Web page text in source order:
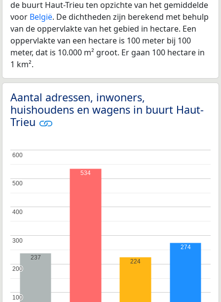
de buurt Haut-Trieu ten opzichte van het gemiddelde
voor België. De dichtheden zijn berekend met behulp
van de oppervlakte van het gebied in hectare. Een
oppervlakte van een hectare is 100 meter bij 100
meter, dat is 10.000 m² groot. Er gaan 100 hectare in
1 km².
Aantal adressen, inwoners,
huishoudens en wagens in buurt Haut-
Trieu
100
100
200
200
300
300
400
400
500
500
600
600
237
534
224
274